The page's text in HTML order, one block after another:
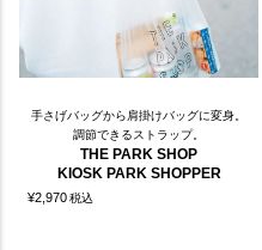
手さげバッグから肩掛けバッグに変身。
調節できるストラップ。
THE PARK SHOP
KIOSK PARK SHOPPER
¥2,970税込